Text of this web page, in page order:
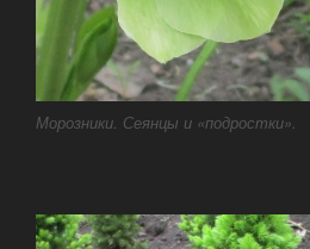
Морозники. Сеянцы и «подростки».